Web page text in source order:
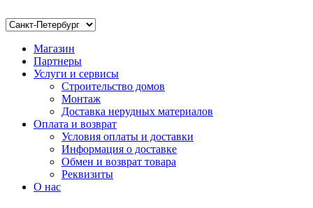
Магазин
Партнеры
Услуги и сервисы
Строительство домов
Монтаж
Доставка нерудных материалов
Оплата и возврат
Условия оплаты и доставки
Информация о доставке
Обмен и возврат товара
Реквизиты
О нас